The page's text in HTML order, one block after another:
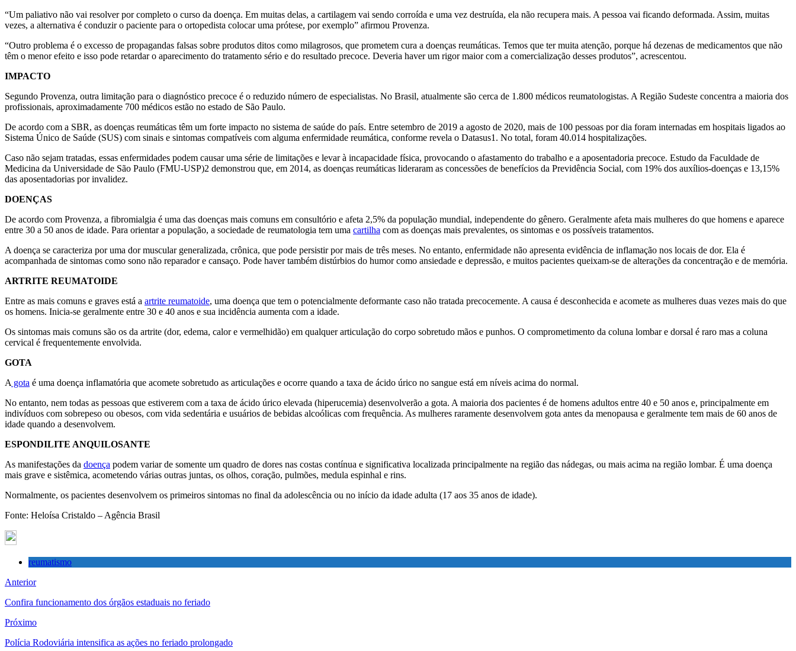
“Um paliativo não vai resolver por completo o curso da doença. Em muitas delas, a cartilagem vai sendo corroída e uma vez destruída, ela não recupera mais. A pessoa vai ficando deformada. Assim, muitas
vezes, a alternativa é conduzir o paciente para o ortopedista colocar uma prótese, por exemplo” afirmou Provenza.
“Outro problema é o excesso de propagandas falsas sobre produtos ditos como milagrosos, que prometem cura a doenças reumáticas. Temos que ter muita atenção, porque há dezenas de medicamentos que não
têm o menor efeito e isso pode retardar o aparecimento do tratamento sério e do resultado precoce. Deveria haver um rigor maior com a comercialização desses produtos”, acrescentou.
IMPACTO
Segundo Provenza, outra limitação para o diagnóstico precoce é o reduzido número de especialistas. No Brasil, atualmente são cerca de 1.800 médicos reumatologistas. A Região Sudeste concentra a maioria dos
profissionais, aproximadamente 700 médicos estão no estado de São Paulo.
De acordo com a SBR, as doenças reumáticas têm um forte impacto no sistema de saúde do país. Entre setembro de 2019 a agosto de 2020, mais de 100 pessoas por dia foram internadas em hospitais ligados ao
Sistema Único de Saúde (SUS) com sinais e sintomas compatíveis com alguma enfermidade reumática, conforme revela o Datasus1. No total, foram 40.014 hospitalizações.
Caso não sejam tratadas, essas enfermidades podem causar uma série de limitações e levar à incapacidade física, provocando o afastamento do trabalho e a aposentadoria precoce. Estudo da Faculdade de
Medicina da Universidade de São Paulo (FMU-USP)2 demonstrou que, em 2014, as doenças reumáticas lideraram as concessões de benefícios da Previdência Social, com 19% dos auxílios-doenças e 13,15%
das aposentadorias por invalidez.
DOENÇAS
De acordo com Provenza, a fibromialgia é uma das doenças mais comuns em consultório e afeta 2,5% da população mundial, independente do gênero. Geralmente afeta mais mulheres do que homens e aparece
entre 30 a 50 anos de idade. Para orientar a população, a sociedade de reumatologia tem uma cartilha com as doenças mais prevalentes, os sintomas e os possíveis tratamentos.
A doença se caracteriza por uma dor muscular generalizada, crônica, que pode persistir por mais de três meses. No entanto, enfermidade não apresenta evidência de inflamação nos locais de dor. Ela é
acompanhada de sintomas como sono não reparador e cansaço. Pode haver também distúrbios do humor como ansiedade e depressão, e muitos pacientes queixam-se de alterações da concentração e de memória.
ARTRITE REUMATOIDE
Entre as mais comuns e graves está a artrite reumatoide, uma doença que tem o potencialmente deformante caso não tratada precocemente. A causa é desconhecida e acomete as mulheres duas vezes mais do que
os homens. Inicia-se geralmente entre 30 e 40 anos e sua incidência aumenta com a idade.
Os sintomas mais comuns são os da artrite (dor, edema, calor e vermelhidão) em qualquer articulação do corpo sobretudo mãos e punhos. O comprometimento da coluna lombar e dorsal é raro mas a coluna
cervical é frequentemente envolvida.
GOTA
A gota é uma doença inflamatória que acomete sobretudo as articulações e ocorre quando a taxa de ácido úrico no sangue está em níveis acima do normal.
No entanto, nem todas as pessoas que estiverem com a taxa de ácido úrico elevada (hiperucemia) desenvolverão a gota. A maioria dos pacientes é de homens adultos entre 40 e 50 anos e, principalmente em
indivíduos com sobrepeso ou obesos, com vida sedentária e usuários de bebidas alcoólicas com frequência. As mulheres raramente desenvolvem gota antes da menopausa e geralmente tem mais de 60 anos de
idade quando a desenvolvem.
ESPONDILITE ANQUILOSANTE
As manifestações da doença podem variar de somente um quadro de dores nas costas contínua e significativa localizada principalmente na região das nádegas, ou mais acima na região lombar. É uma doença
mais grave e sistêmica, acometendo várias outras juntas, os olhos, coração, pulmões, medula espinhal e rins.
Normalmente, os pacientes desenvolvem os primeiros sintomas no final da adolescência ou no início da idade adulta (17 aos 35 anos de idade).
Fonte: Heloísa Cristaldo – Agência Brasil
reumatismo
Anterior
Confira funcionamento dos órgãos estaduais no feriado
Próximo
Polícia Rodoviária intensifica as ações no feriado prolongado